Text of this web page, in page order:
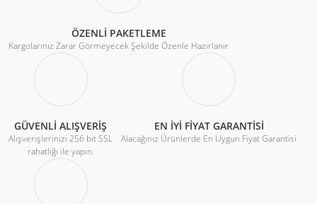
ÖZENLİ PAKETLEME
Kargolarınız Zarar Görmeyecek Şekilde Özenle Hazırlanır
GÜVENLİ ALIŞVERİŞ
Alışverişlerinizi 256 bit SSL
rahatlığı ile yapın.
EN İYİ FİYAT GARANTİSİ
Alacağınız Ürünlerde En Uygun Fiyat Garantisi